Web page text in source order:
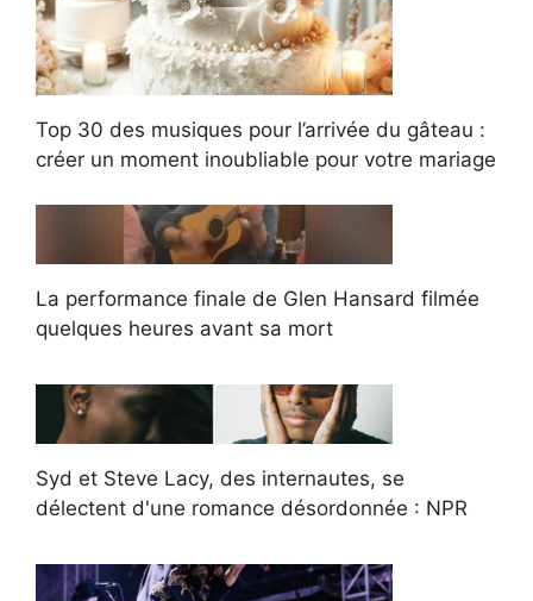
Top 30 des musiques pour l’arrivée du gâteau :
créer un moment inoubliable pour votre mariage
La performance finale de Glen Hansard filmée
quelques heures avant sa mort
Syd et Steve Lacy, des internautes, se
délectent d'une romance désordonnée : NPR